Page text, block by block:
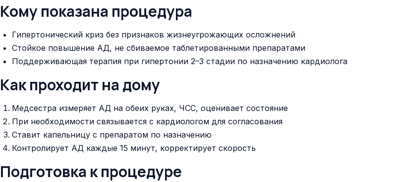
Кому показана процедура
Гипертонический криз без признаков жизнеугрожающих осложнений
Стойкое повышение АД, не сбиваемое таблетированными препаратами
Поддерживающая терапия при гипертонии 2–3 стадии по назначению кардиолога
Как проходит на дому
Медсестра измеряет АД на обеих руках, ЧСС, оценивает состояние
При необходимости связывается с кардиологом для согласования
Ставит капельницу с препаратом по назначению
Контролирует АД каждые 15 минут, корректирует скорость
Подготовка к процедуре